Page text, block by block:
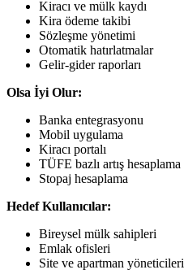
Kiracı ve mülk kaydı
Kira ödeme takibi
Sözleşme yönetimi
Otomatik hatırlatmalar
Gelir-gider raporları
Olsa İyi Olur:
Banka entegrasyonu
Mobil uygulama
Kiracı portalı
TÜFE bazlı artış hesaplama
Stopaj hesaplama
Hedef Kullanıcılar:
Bireysel mülk sahipleri
Emlak ofisleri
Site ve apartman yöneticileri